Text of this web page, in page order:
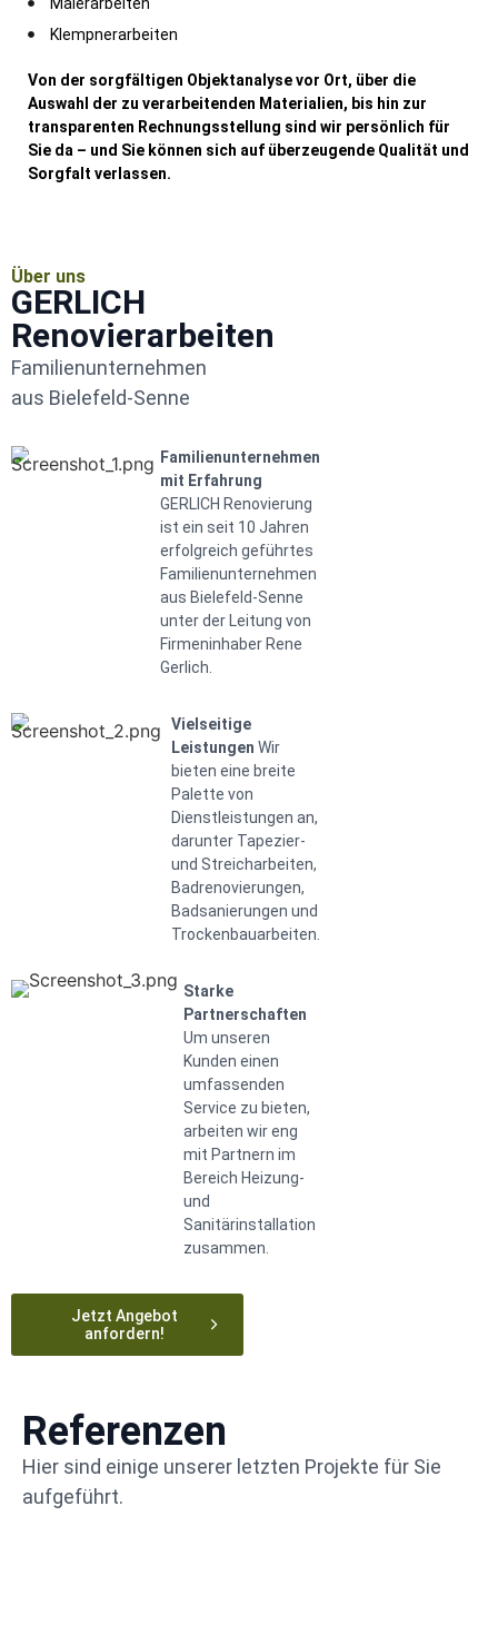
Klempnerarbeiten
Von der sorgfältigen Objektanalyse vor Ort, über die
Auswahl der zu verarbeitenden Materialien, bis hin zur
transparenten Rechnungsstellung sind wir persönlich für
Sie da – und Sie können sich auf überzeugende Qualität und
Sorgfalt verlassen.
Über uns
GERLICH
Renovierarbeiten
Familienunternehmen
aus Bielefeld-Senne
Familienunternehmen
mit Erfahrung
GERLICH Renovierung
ist ein seit 10 Jahren
erfolgreich geführtes
Familienunternehmen
aus Bielefeld-Senne
unter der Leitung von
Firmeninhaber Rene
Gerlich.
Vielseitige
Leistungen Wir
bieten eine breite
Palette von
Dienstleistungen an,
darunter Tapezier-
und Streicharbeiten,
Badrenovierungen,
Badsanierungen und
Trockenbauarbeiten.
Starke
Partnerschaften
Um unseren
Kunden einen
umfassenden
Service zu bieten,
arbeiten wir eng
mit Partnern im
Bereich Heizung-
und
Sanitärinstallation
zusammen.
Jetzt Angebot
anfordern!
Referenzen
Hier sind einige unserer letzten Projekte für Sie
aufgeführt.